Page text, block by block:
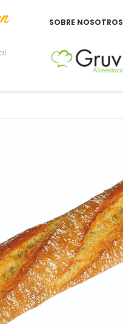
SOBRE NOSOTROS